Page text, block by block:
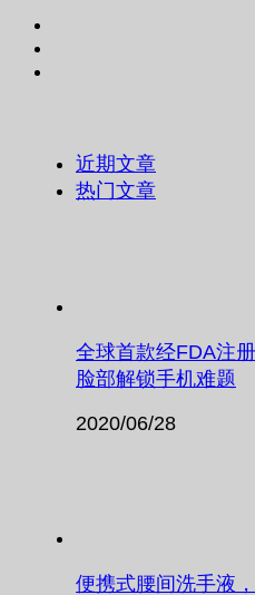
近期文章
热门文章
全球首款经FDA注
脸部解锁手机难题
2020/06/28
便携式腰间洗手液